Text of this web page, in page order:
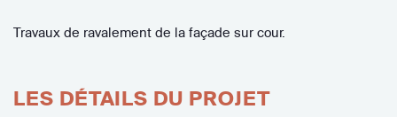
Travaux de ravalement de la façade sur cour.
LES DÉTAILS DU PROJET